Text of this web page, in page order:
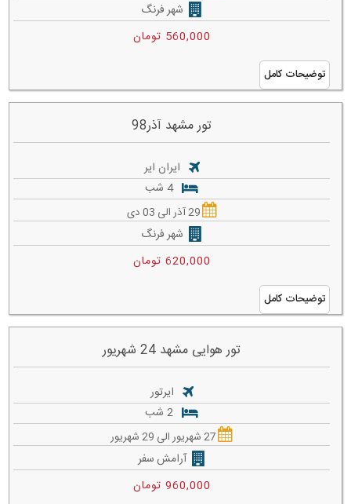
شهر فرنگ
560,000 تومان
توضیحات کامل
تور مشهد آذر98
ایران ایر
4 شب
29 آذر الی 03 دی
شهر فرنگ
620,000 تومان
توضیحات کامل
تور هوایی مشهد 24 شهریور
ایرتور
27 شهریور الی 29 شهریور
آرامش سفر
960,000 تومان